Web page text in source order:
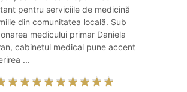
pentru serviciile de medicină
din comunitatea locală. Sub
medicului primar Daniela
cabinetul medical pune accent
...